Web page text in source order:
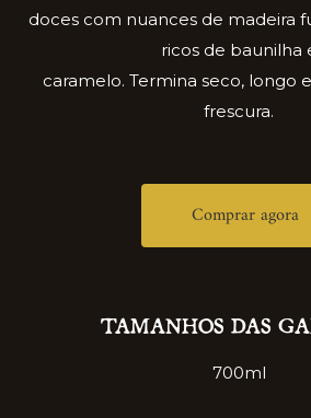
doces com nuances de madeira
ricos de baunilha
caramelo. Termina seco, longo
frescura.
Comprar agora
TAMANHOS DAS
700ml